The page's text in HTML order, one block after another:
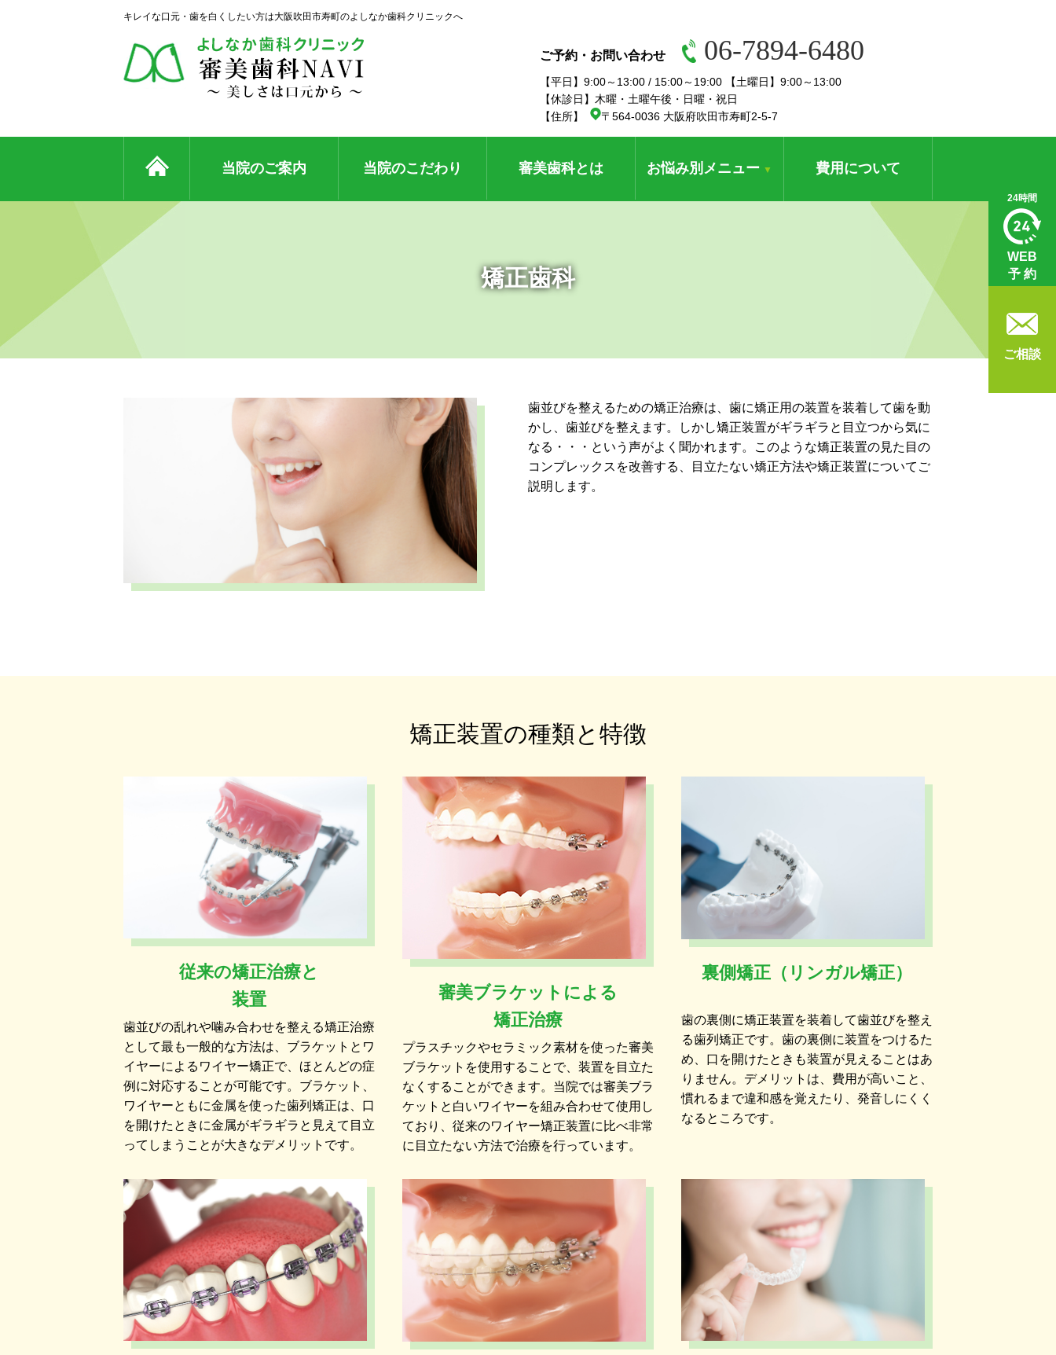
キレイな口元・歯を白くしたい方は大阪吹田市寿町のよしなか歯科クリニックへ
ご予約・お問い合わせ 06-7894-6480
【平日】9:00～13:00 / 15:00～19:00 【土曜日】9:00～13:00
【休診日】木曜・土曜午後・日曜・祝日
【住所】
〒564-0036 大阪府吹田市寿町2-5-7
24時間
WEB
予 約
ご相談
当院のご案内 当院のこだわり 審美歯科とは お悩み別メニュー ▼ 費用について
矯正歯科
歯並びを整えるための矯正治療は、歯に矯正用の装置を装着して歯を動
かし、歯並びを整えます。しかし矯正装置がギラギラと目立つから気に
なる・・・という声がよく聞かれます。このような矯正装置の見た目の
コンプレックスを改善する、目立たない矯正方法や矯正装置についてご
説明します。
矯正装置の種類と特徴
従来の矯正治療と
装置
歯並びの乱れや噛み合わせを整える矯正治療
として最も一般的な方法は、ブラケットとワ
イヤーによるワイヤー矯正で、ほとんどの症
例に対応することが可能です。ブラケット、
ワイヤーともに金属を使った歯列矯正は、口
を開けたときに金属がギラギラと見えて目立
ってしまうことが大きなデメリットです。
審美ブラケットによる
矯正治療
プラスチックやセラミック素材を使った審美
ブラケットを使用することで、装置を目立た
なくすることができます。当院では審美ブラ
ケットと白いワイヤーを組み合わせて使用し
ており、従来のワイヤー矯正装置に比べ非常
に目立たない方法で治療を行っています。
裏側矯正（リンガル矯正）
歯の裏側に矯正装置を装着して歯並びを整え
る歯列矯正です。歯の裏側に装置をつけるた
め、口を開けたときも装置が見えることはあ
りません。デメリットは、費用が高いこと、
慣れるまで違和感を覚えたり、発音しにくく
なるところです。